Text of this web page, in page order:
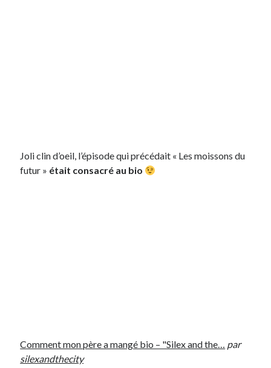
Joli clin d’oeil, l’épisode qui précédait « Les moissons du
futur » était consacré au bio
Comment mon père a mangé bio – "Silex and the… par
silexandthecity